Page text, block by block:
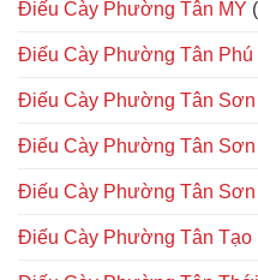
Điếu Cày Phường Tân MỸ
Điếu Cày Phường Tân Phú
Điếu Cày Phường Tân Sơn
Điếu Cày Phường Tân Sơn
Điếu Cày Phường Tân
Điếu Cày Phường Tân Tạo